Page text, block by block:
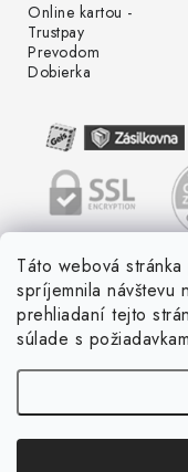
Táto webová
spríjemnila návštevu
prehliadaní tejto
súlade s
Online kartou -
Trustpay
Prevodom
Dobierka